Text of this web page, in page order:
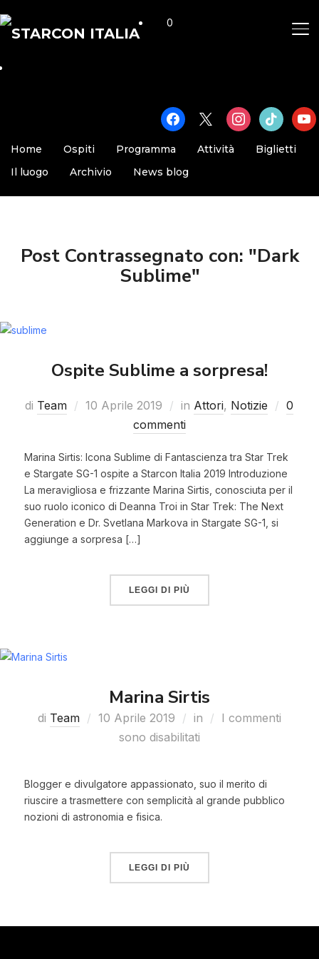
0
facebook instagramtiktok
Home Ospiti Programma Attività
Biglietti
Il luogo
Archivio News blog
Post Contrassegnato con: "Dark
Sublime"
Ospite Sublime a sorpresa!
di Team 10 Aprile 2019 in Attori, Notizie
0
commenti
Marina Sirtis: Icona Sublime di Fantascienza tra Star Trek
e Stargate SG-1 ospite a Starcon Italia 2019 Introduzione
La meravigliosa e frizzante Marina Sirtis, conosciuta per il
suo ruolo iconico di Deanna Troi in Star Trek: The Next
Generation e Dr. Svetlana Markova in Stargate SG-1, si
aggiunge a sorpresa […]
LEGGI DI PIÙ
Marina Sirtis
di Team 10 Aprile 2019 in
I commenti
sono disabilitati
Blogger e divulgatore appassionato, suo il merito di
riuscire a trasmettere con semplicità al grande pubblico
nozioni di astronomia e fisica.
LEGGI DI PIÙ